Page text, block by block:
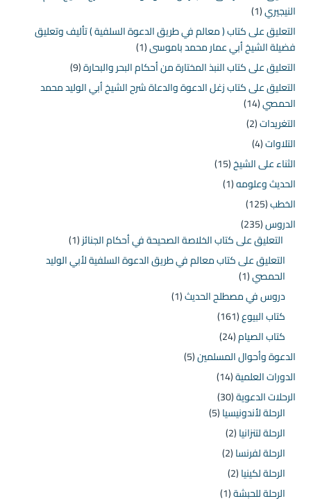
النيجيري(1)
التعليق على كتاب ( معالم في طريق الدعوة السلفية ) تأليف وتعليق
فضيلة الشيخ أبي عمار محمد باموسى(1)
التعليق على كتاب النبذ المختارة من أحكام البحر والبحارة(9)
التعليق على كتاب زغل الدعوة والدعاة شرح الشيخ أبي الوليد محمد
الحمصي(14)
التغريدات(2)
التلاوات(4)
الثناء على الشيخ(15)
الحديث وعلومه(1)
الخطب(125)
الدروس(235)
التعليق على كتاب الخلاصة الصحيحة في أحكام الجنائز(1)
التعليق على كتاب معالم في طريق الدعوة السلفية لأبي الوليد
الحمصي(1)
دروس في مصطلح الحديث(1)
كتاب البيوع(161)
كتاب الصيام(24)
الدعوة وأحوال المسلمين(5)
الدورات العلمية(14)
الرحلات الدعوية(30)
الرحلة لأندونيسيا(5)
الرحلة لتنزانيا(2)
الرحلة لفرنسا(2)
الرحلة لكينيا(2)
الرحلة للحبشة(1)